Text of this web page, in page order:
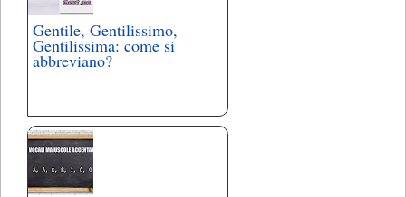
Gentile, Gentilissimo,
Gentilissima: come si
abbreviano?